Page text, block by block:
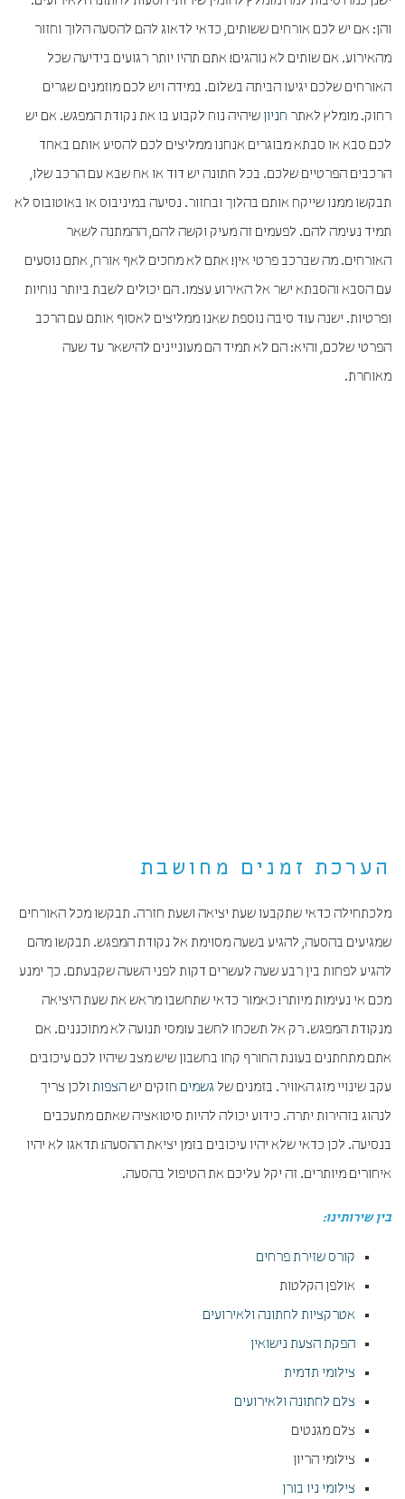
והן: אם יש לכם אורחים ששותים, כדאי לדאוג להם להסעה הלוך וחזור
מהאירוע. אם שותים לא נוהגים! אתם תהיו יותר רגועים בידיעה שכל
האורחים שלכם יגיעו הביתה בשלום. במידה ויש לכם מוזמנים שגרים
רחוק. מומלץ לאתר חניון שיהיה נוח לקבוע בו את נקודת המפגש. אם יש
לכם סבא או סבתא מבוגרים אנחנו ממליצים לכם להסיע אותם באחד
הרכבים הפרטיים שלכם. בכל חתונה יש דוד או אח שבא עם הרכב שלו,
תבקשו ממנו שייקח אותם בהלוך ובחזור. נסיעה במיניבוס או באוטובוס לא
תמיד נעימה להם. לפעמים זה מעיק וקשה להם, ההמתנה לשאר
האורחים. מה שברכב פרטי אין! אתם לא מחכים לאף אורח, אתם נוסעים
עם הסבא והסבתא ישר אל האירוע עצמו. הם יכולים לשבת ביותר נוחיות
ופרטיות. ישנה עוד סיבה נוספת שאנו ממליצים לאסוף אותם עם הרכב
הפרטי שלכם, והיא: הם לא תמיד הם מעוניינים להישאר עד שעה
מאוחרת.
הערכת זמנים מחושבת
מלכתחילה כדאי שתקבעו שעת יציאה ושעת חזרה. תבקשו מכל האורחים
שמגיעים בהסעה, להגיע בשעה מסוימת אל נקודת המפגש. תבקשו מהם
להגיע לפחות בין רבע שעה לעשרים דקות לפני השעה שקבעתם. כך ימנע
מכם אי נעימות מיותר! כאמור כדאי שתחשבו מראש את שעת היציאה
מנקודת המפגש. רק אל תשכחו לחשב עומסי תנועה לא מתוכננים. אם
אתם מתחתנים בעונת החורף קחו בחשבון שיש מצב שיהיו לכם עיכובים
עקב שינויי מזג האוויר. בזמנים של גשמים חזקים יש הצפות ולכן צריך
לנהוג בזהירות יתרה. כידוע יכולה להיות סיטואציה שאתם מתעכבים
בנסיעה. לכן כדאי שלא יהיו עיכובים בזמן יציאת ההסעה! תדאגו לא יהיו
איחורים מיותרים. זה יקל עליכם את הטיפול בהסעה.
בין שירותינו:
קורס שזירת פרחים
אולפן הקלטות
אטרקציות לחתונה ולאירועים
הפקת הצעת נישואין
צילומי תדמית
צלם לחתונה ולאירועים
צלם מגנטים
צילומי הריון
צילומי ניו בורן